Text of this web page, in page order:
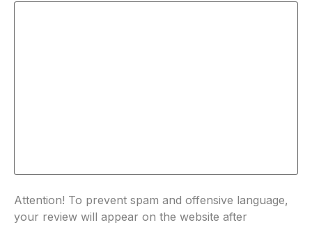
Attention! To prevent spam and offensive language,
your review will appear on the website after